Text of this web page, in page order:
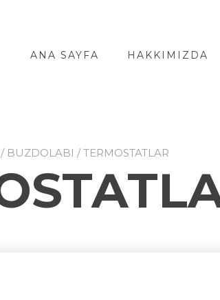
ANA SAYFA HAKKIMIZDA
BUZDOLABI / TERMOSTATLAR